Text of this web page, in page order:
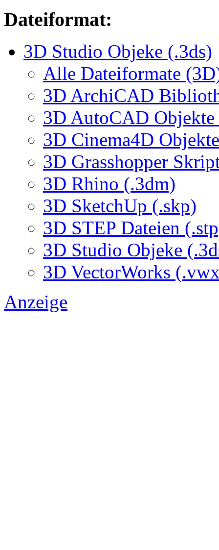
Dateiformat:
3D Studio Objeke (.3ds)
Alle Dateiformate
3D ArchiCAD
3D AutoCAD
3D Cinema4D
3D Grasshopper
3D Rhino (.3dm)
3D SketchUp (.skp)
3D STEP Dateien
3D Studio Objeke
3D VectorWorks
Anzeige